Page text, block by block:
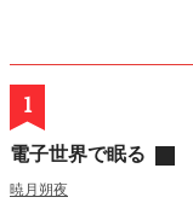
1
電子世界で眠る
暁月朔夜